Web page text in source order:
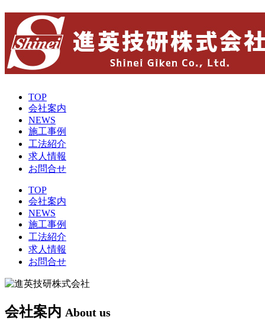
TOP
会社案内
NEWS
施工事例
工法紹介
求人情報
お問合せ
TOP
会社案内
NEWS
施工事例
工法紹介
求人情報
お問合せ
会社案内 About us